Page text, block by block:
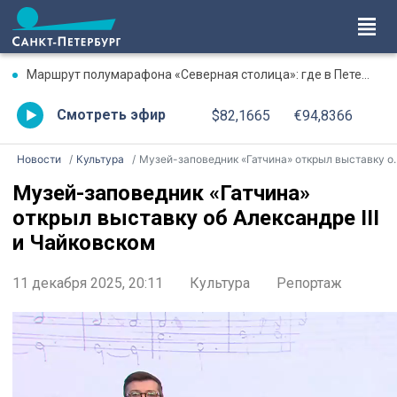
Маршрут полумарафона «Северная столица»: где в Петербурге будут перекрыты дороги 9 августа
Смотреть эфир $82,1665 €94,8366
Новости Культура Музей-заповедник «Гатчина» открыл выставку об Александре III и Чайковском
Музей-заповедник «Гатчина»
открыл выставку об Александре III
и Чайковском
11 декабря 2025, 20:11 Культура Репортаж